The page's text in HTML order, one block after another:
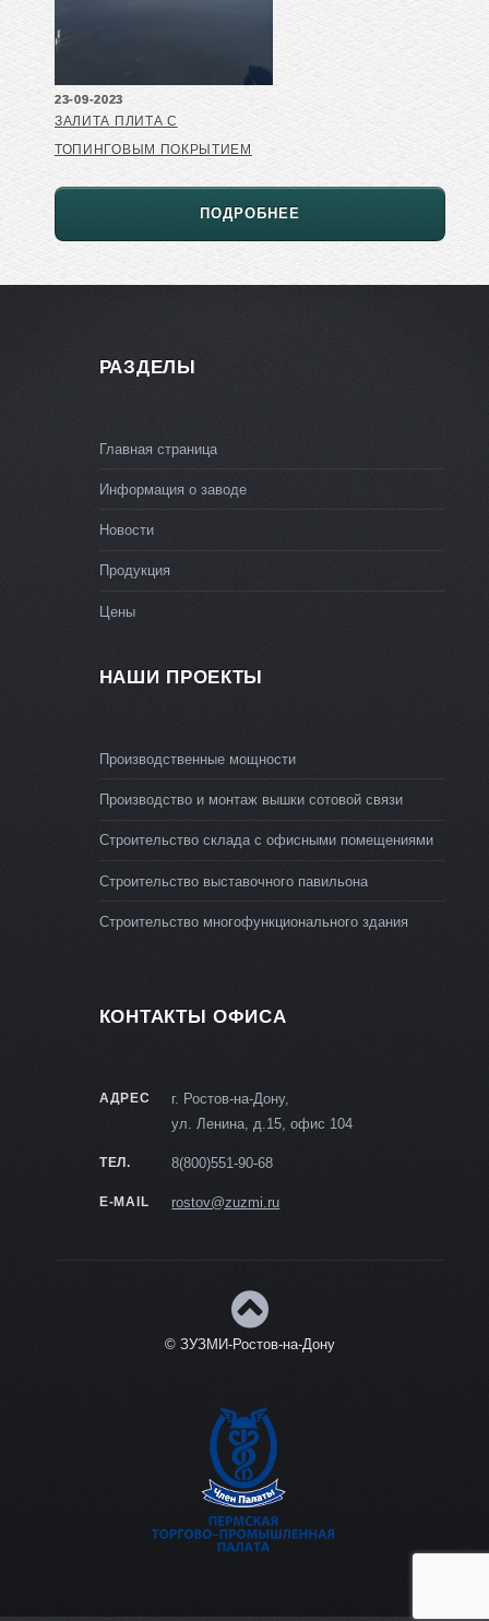
23-09-2023
ЗАЛИТА ПЛИТА С
ТОПИНГОВЫМ ПОКРЫТИЕМ
ПОДРОБНЕЕ
РАЗДЕЛЫ
Главная страница
Информация о заводе
Новости
Продукция
Цены
НАШИ ПРОЕКТЫ
Производственные мощности
Производство и монтаж вышки сотовой связи
Строительство склада с офисными помещениями
Строительство выставочного павильона
Строительство многофункционального здания
КОНТАКТЫ ОФИСА
АДРЕС
г. Ростов-на-Дону,
ул. Ленина, д.15, офис 104
ТЕЛ. 8(800)551-90-68
E-MAIL rostov@zuzmi.ru
© ЗУЗМИ-Ростов-на-Дону